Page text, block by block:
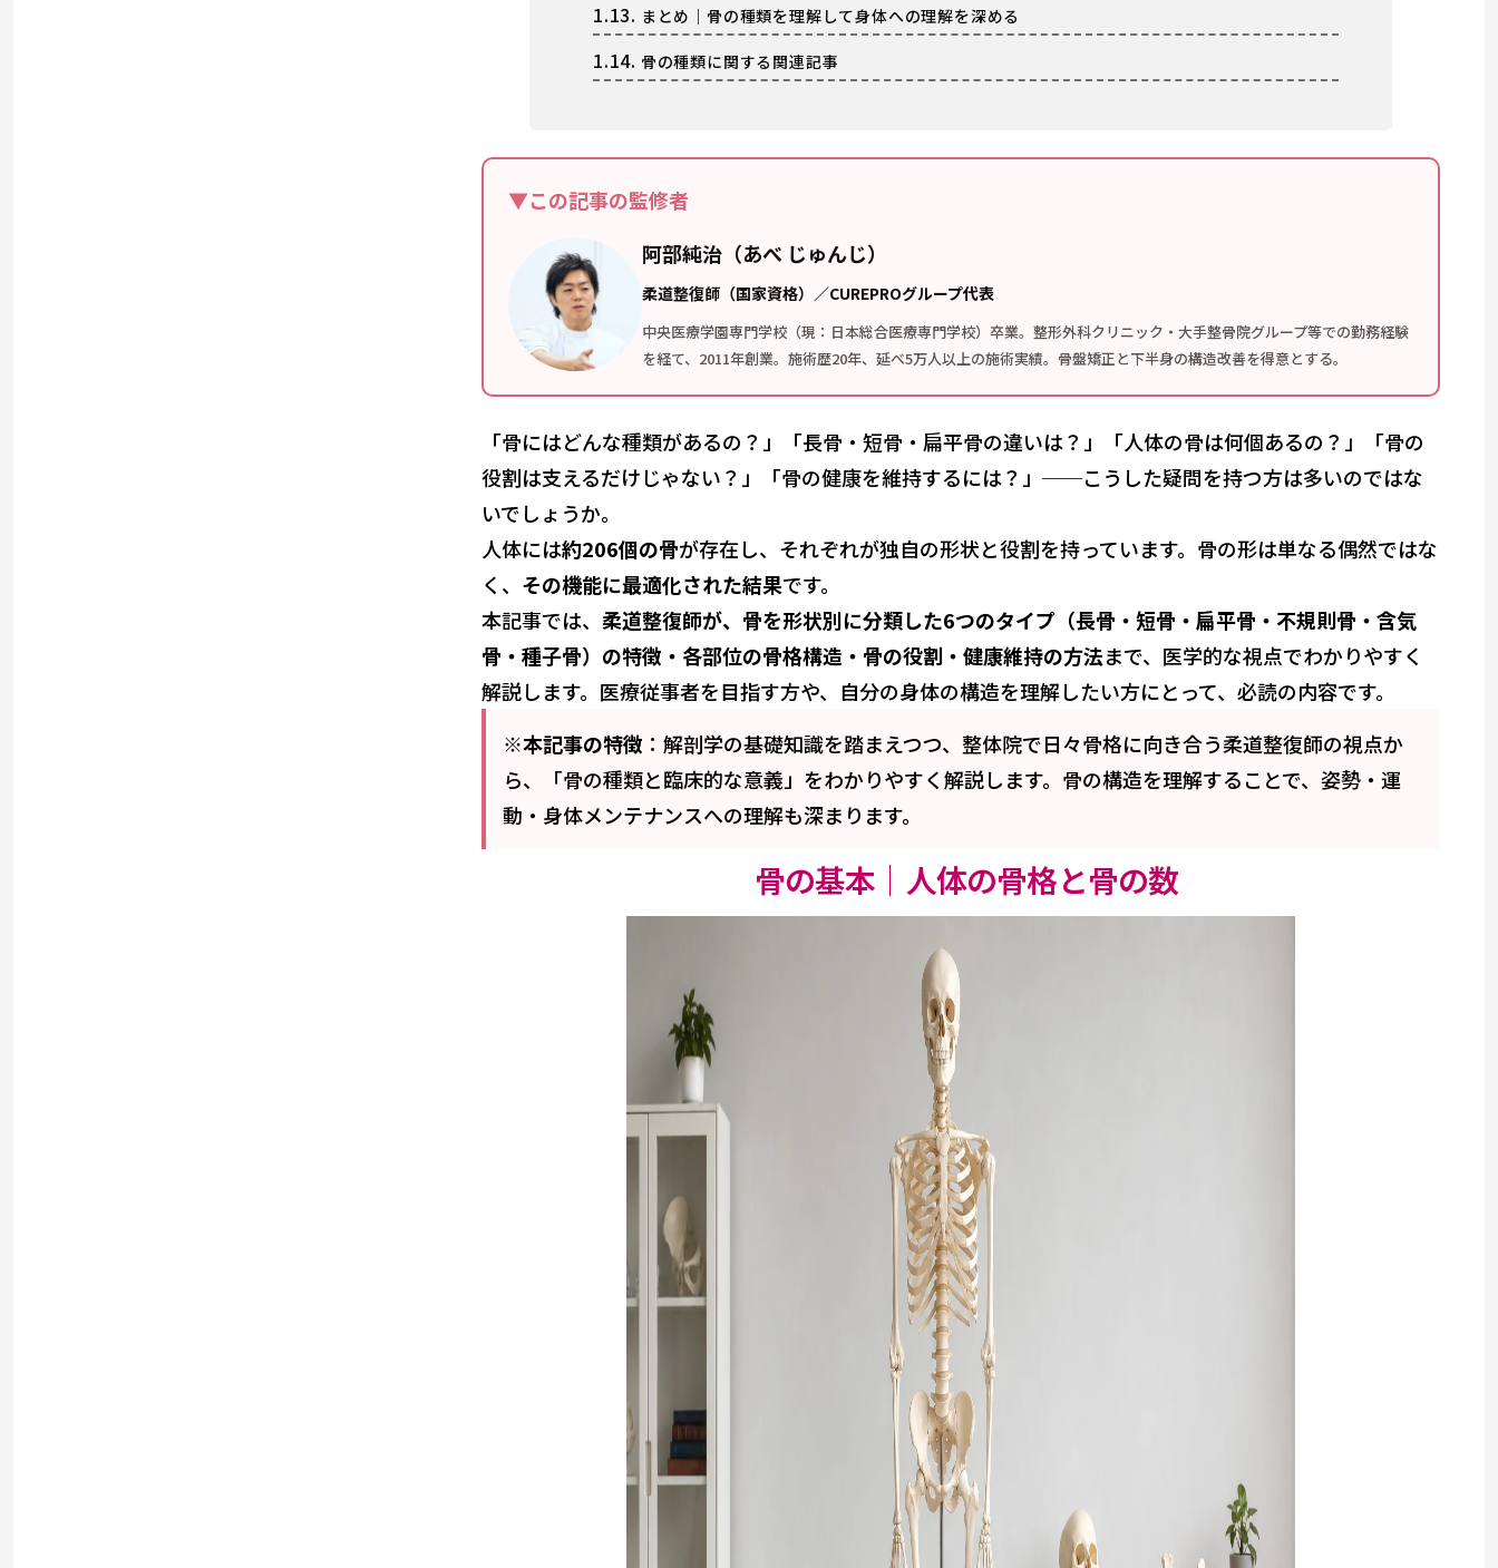
1.13. まとめ｜骨の種類を理解して身体への理解を深める
1.14. 骨の種類に関する関連記事
▼この記事の監修者
阿部純治（あべ じゅんじ）
柔道整復師（国家資格）／CUREPROグループ代表
中央医療学園専門学校（現：日本総合医療専門学校）卒業。整形外科クリニック・大手整骨院グループ等での勤務経験
を経て、2011年創業。施術歴20年、延べ5万人以上の施術実績。骨盤矯正と下半身の構造改善を得意とする。
「骨にはどんな種類があるの？」「長骨・短骨・扁平骨の違いは？」「人体の骨は何個あるの？」「骨の
役割は支えるだけじゃない？」「骨の健康を維持するには？」──こうした疑問を持つ方は多いのではな
いでしょうか。
人体には約206個の骨が存在し、それぞれが独自の形状と役割を持っています。骨の形は単なる偶然ではな
く、 その機能に最適化された結果です。
本記事では、 柔道整復師が、骨を形状別に分類した6つのタイプ（長骨・短骨・扁平骨・不規則骨・含気
骨・種子骨）の特徴・各部位の骨格構造・骨の役割・健康維持の方法まで、医学的な視点でわかりやすく
解説します。医療従事者を目指す方や、自分の身体の構造を理解したい方にとって、必読の内容です。
※本記事の特徴 ：解剖学の基礎知識を踏まえつつ、整体院で日々骨格に向き合う柔道整復師の視点か
ら、「骨の種類と臨床的な意義」をわかりやすく解説します。骨の構造を理解することで、姿勢・運
動・身体メンテナンスへの理解も深まります。
骨の基本｜人体の骨格と骨の数